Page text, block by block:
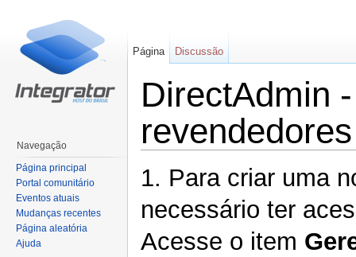
DirectAdmin
revendedores
1. Para criar uma
necessário ter
Acesse o item
Página Discussão
Navegação
Página principal
Portal comunitário
Eventos atuais
Mudanças recentes
Página aleatória
Ajuda